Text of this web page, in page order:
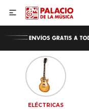

ELÉCTRICAS